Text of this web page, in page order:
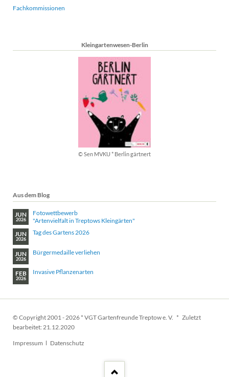
Fachkommissionen
Kleingartenwesen-Berlin
© Sen MVKU * Berlin gärtnert
Aus dem Blog
JUN
2026
Fotowettbewerb
"Artenvielfalt in Treptows Kleingärten"
JUN
2026
Tag des Gartens 2026
JUN
2026
Bürgermedaille verliehen
FEB
2026
Invasive Pflanzenarten
© Copyright 2001 - 2026 * VGT Gartenfreunde Treptow e. V. * Zuletzt
bearbeitet: 21.12.2020
Navigation
Impressum Datenschutz